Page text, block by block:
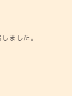
ました。